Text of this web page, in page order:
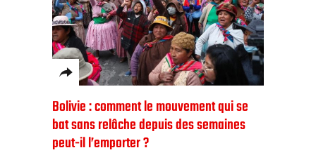
Bolivie : comment le mouvement qui se
bat sans relâche depuis des semaines
peut-il l’emporter ?